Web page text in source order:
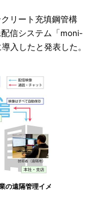
リート充填鋼管構
信システム「moni-
入したと発表した。
の遠隔管理イメ